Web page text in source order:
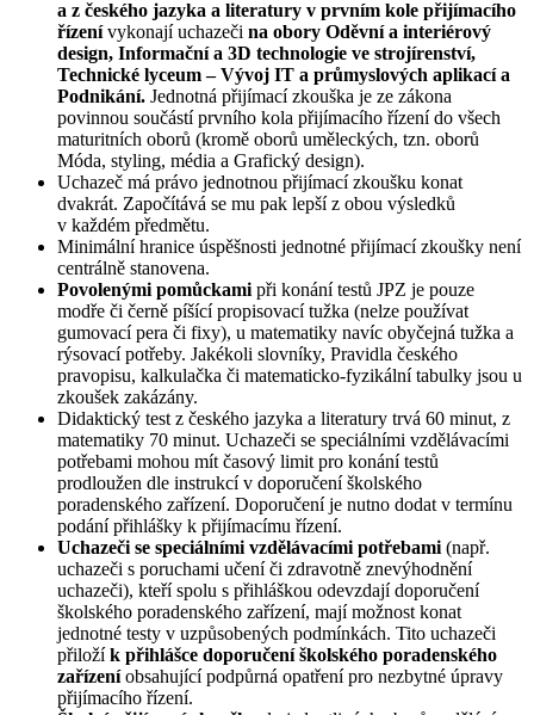
a z českého jazyka a literatury v prvním kole přijímacího
řízenívykonají uchazeči na obory Oděvní a interiérový
design, Informační a 3D technologie ve strojírenství,
Technické lyceum – Vývoj IT a průmyslových aplikací a
Podnikání. Jednotná přijímací zkouška je ze zákona
povinnou součástí prvního kola přijímacího řízení do všech
maturitních oborů (kromě oborů uměleckých, tzn. oborů
Móda, styling, média a Grafický design).
Uchazeč má právo jednotnou přijímací zkoušku konat
dvakrát. Započítává se mu pak lepší z obou výsledků
v každém předmětu.
Minimální hranice úspěšnosti jednotné přijímací zkoušky není
centrálně stanovena.
Povolenými pomůckami při konání testů JPZ je pouze
modře či černě píšící propisovací tužka (nelze používat
gumovací pera či fixy), u matematiky navíc obyčejná tužka a
rýsovací potřeby. Jakékoli slovníky, Pravidla českého
pravopisu, kalkulačka či matematicko-fyzikální tabulky jsou u
zkoušek zakázány.
Didaktický test z českého jazyka a literatury trvá 60 minut, z
matematiky 70 minut. Uchazeči se speciálními vzdělávacími
potřebami mohou mít časový limit pro konání testů
prodloužen dle instrukcí v doporučení školského
poradenského zařízení. Doporučení je nutno dodat v termínu
podání přihlášky k přijímacímu řízení.
Uchazeči se speciálními vzdělávacími potřebami (např.
uchazeči s poruchami učení či zdravotně znevýhodnění
uchazeči), kteří spolu s přihláškou odevzdají doporučení
školského poradenského zařízení, mají možnost konat
jednotné testy v uzpůsobených podmínkách. Tito uchazeči
přiložík přihlášce doporučení školského poradenského
zařízeníobsahující podpůrná opatření pro nezbytné úpravy
přijímacího řízení.